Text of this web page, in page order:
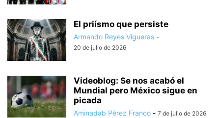
El priísmo que persiste
Armando Reyes Vigueras -
20 de julio de 2026
Videoblog: Se nos acabó el
Mundial pero México sigue en
picada
Aminadab Pérez Franco - 7 de julio de 2026